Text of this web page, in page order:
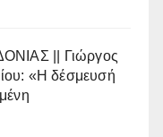
|| Γιώργος
«Η δέσμευσή